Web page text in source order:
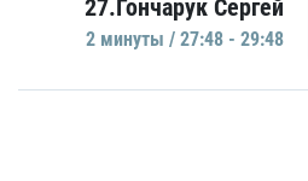
27.Гончарук Сергей
2 минуты / 27:48 - 29:48